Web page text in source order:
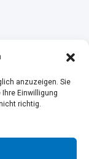
anzuzeigen. Sie
Einwilligung
richtig.